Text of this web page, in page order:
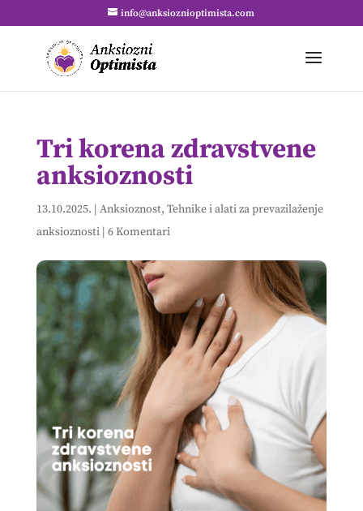
info@anksioznioptimista.com
Tri korena zdravstvene
anksioznosti
13.10.2025. | Anksioznost, Tehnike i alati za prevazilaženje
anksioznosti| 6 Komentari